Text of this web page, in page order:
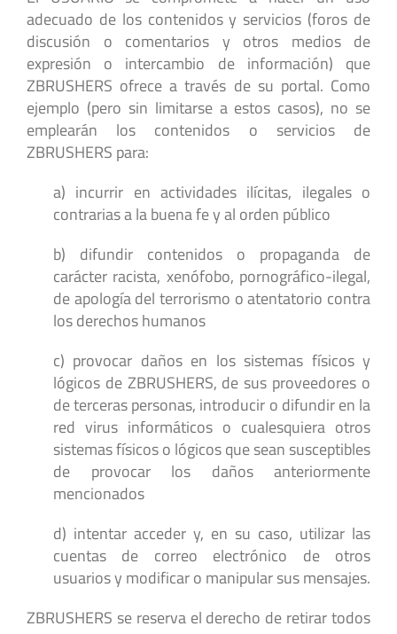
adecuado de los contenidos y servicios (foros de
discusión o comentarios y otros medios de
expresión o intercambio de información) que
ZBRUSHERS ofrece a través de su portal. Como
ejemplo (pero sin limitarse a estos casos), no se
emplearán los contenidos o servicios de
ZBRUSHERS para:
a) incurrir en actividades ilícitas, ilegales o
contrarias a la buena fe y al orden público
b) difundir contenidos o propaganda de
carácter racista, xenófobo, pornográfico-ilegal,
de apología del terrorismo o atentatorio contra
los derechos humanos
c) provocar daños en los sistemas físicos y
lógicos de ZBRUSHERS, de sus proveedores o
de terceras personas, introducir o difundir en la
red virus informáticos o cualesquiera otros
sistemas físicos o lógicos que sean susceptibles
de provocar los daños anteriormente
mencionados
d) intentar acceder y, en su caso, utilizar las
cuentas de correo electrónico de otros
usuarios y modificar o manipular sus mensajes.
ZBRUSHERS se reserva el derecho de retirar todos